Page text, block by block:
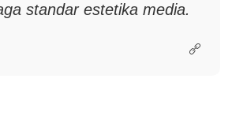
standar estetika media.